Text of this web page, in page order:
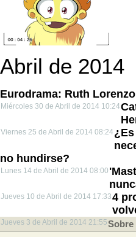
Abril de 2014
Eurodrama: Ruth
Miércoles 30 de Abril de 2014 10:24
Viernes 25 de Abril de 2014 08:24
no hundirse?
Lunes 14 de Abril de 2014 08:00
Jueves 10 de Abril de 2014 17:334
Jueves 3 de Abril de 2014 21:55Sobre